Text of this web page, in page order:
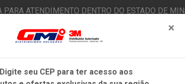
ATENDIMENTO DENTRO DO ESTADO DE
Já é cliente? - Entrar ×
Digite seu CEP para ter acesso aos